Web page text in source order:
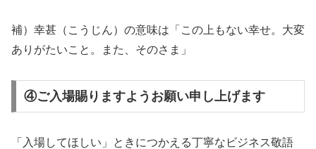
補）幸甚（こうじん）の意味は「この上もない幸せ。大変
ありがたいこと。また、そのさま」
④ご入場賜りますようお願い申し上げます
「入場してほしい」ときにつかえる丁寧なビジネス敬語